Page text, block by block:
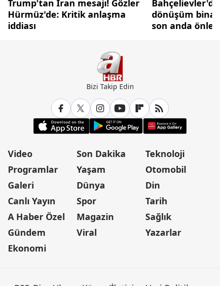
Trump'tan İran mesajı! Gözler
Hürmüz'de: Kritik anlaşma
iddiası
dönüşüm
son anda
Bizi Takip Edin
Video
Programlar
Galeri
Canlı Yayın
A Haber Özel
Gündem
Ekonomi
Son Dakika
Yaşam
Dünya
Spor
Magazin
Viral
Teknoloji
Otomobil
Din
Tarih
Sağlık
Yazarlar